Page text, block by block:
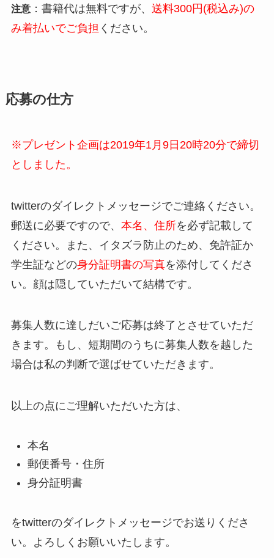
注意：書籍代は無料ですが、 送料300円(税込み)の
み着払いでご負担 ください。
応募の仕方
※プレゼント企画は2019年1月9日20時20分で締切
としました。
twitterのダイレクトメッセージでご連絡ください。
郵送に必要ですので、 本名、住所を必ず記載して
ください。また、イタズラ防止のため、免許証か
学生証などの身分証明書の写真を添付してくださ
い。顔は隠していただいて結構です。
募集人数に達しだいご応募は終了とさせていただ
きます。もし、短期間のうちに募集人数を越した
場合は私の判断で選ばせていただきます。
以上の点にご理解いただいた方は、
本名
郵便番号・住所
身分証明書
をtwitterのダイレクトメッセージでお送りくださ
い。よろしくお願いいたします。